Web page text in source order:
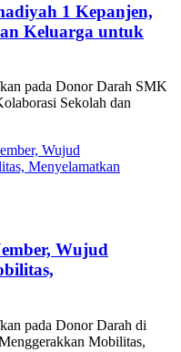
1 Kepanjen,
Keluarga untuk
pada Donor Darah SMK
Sekolah dan
Wujud
pada Donor Darah di
Mobilitas,